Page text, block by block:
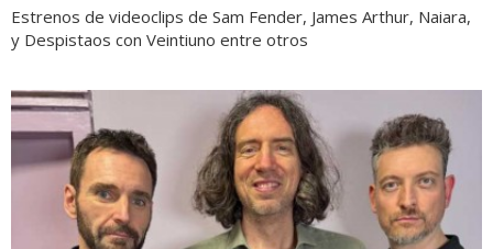
Estrenos de videoclips de Sam Fender, James Arthur, Naiara,
y Despistaos con Veintiuno entre otros